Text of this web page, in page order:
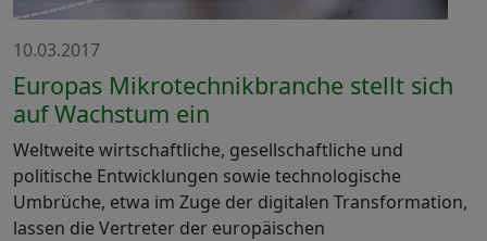
10.03.2017
Europas Mikrotechnikbranche stellt sich
auf Wachstum ein
Weltweite wirtschaftliche, gesellschaftliche und
politische Entwicklungen sowie technologische
Umbrüche, etwa im Zuge der digitalen Transformation,
lassen die Vertreter der europäischen